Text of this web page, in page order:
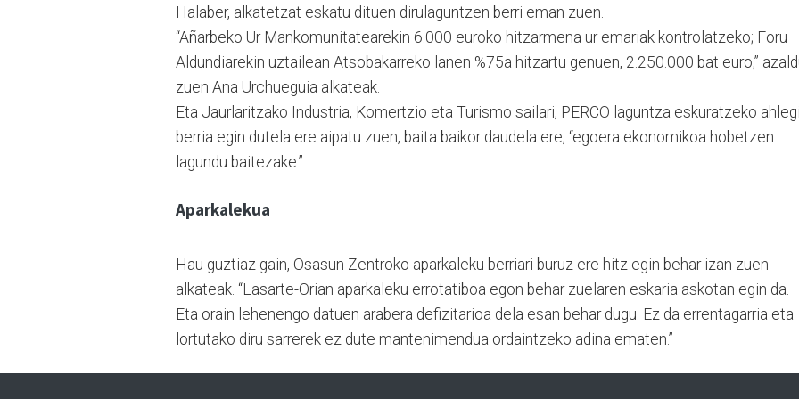
Halaber, alkatetzat eskatu dituen dirulaguntzen berri eman zuen.
“Añarbeko Ur Mankomunitatearekin 6.000 euroko hitzarmena ur emariak kontrolatzeko; Foru
Aldundiarekin uztailean Atsobakarreko lanen %75a hitzartu genuen, 2.250.000 bat euro,”
zuen Ana Urchueguia alkateak.
Eta Jaurlaritzako Industria, Komertzio eta Turismo sailari, PERCO laguntza eskuratzeko
berria egin dutela ere aipatu zuen, baita baikor daudela ere, “egoera ekonomikoa hobetzen
lagundu baitezake.”
Aparkalekua
Hau guztiaz gain, Osasun Zentroko aparkaleku berriari buruz ere hitz egin behar izan zuen
alkateak. “Lasarte-Orian aparkaleku errotatiboa egon behar zuelaren eskaria askotan egin da.
Eta orain lehenengo datuen arabera defizitarioa dela esan behar dugu. Ez da errentagarria eta
lortutako diru sarrerek ez dute mantenimendua ordaintzeko adina ematen.”